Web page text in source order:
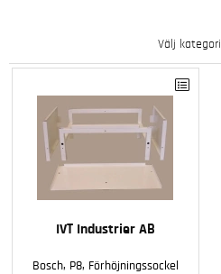
Välj kategori
IVT Industrier AB
Bosch, P8, Förhöjningssockel